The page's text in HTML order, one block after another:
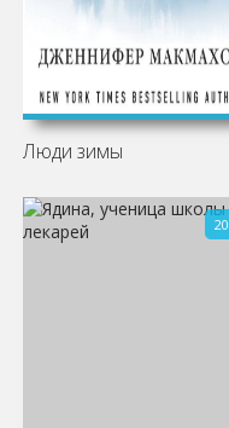
Люди зимы